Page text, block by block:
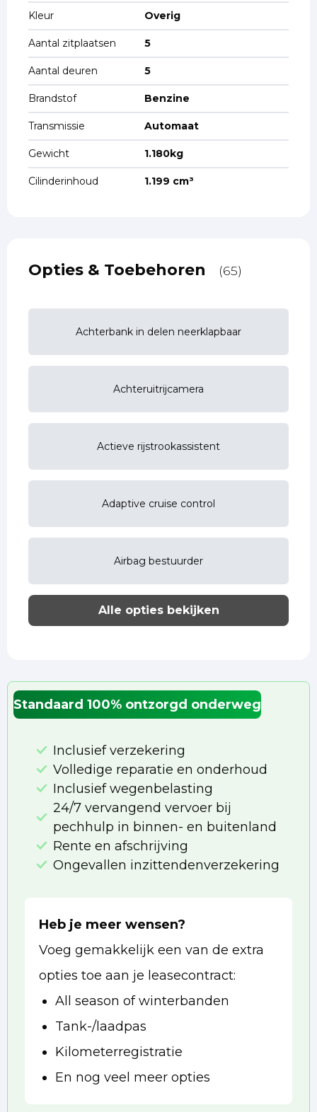
Kleur Overig
Aantal zitplaatsen 5
Aantal deuren 5
Brandstof Benzine
Transmissie Automaat
Gewicht 1.180kg
Cilinderinhoud 1.199 cm³
Opties & Toebehoren (65)
Achterbank in delen neerklapbaar
Achteruitrijcamera
Actieve rijstrookassistent
Adaptive cruise control
Airbag bestuurder
Alle opties bekijken
Standaard 100% ontzorgd onderweg
Inclusief verzekering
Volledige reparatie en onderhoud
Inclusief wegenbelasting
24/7 vervangend vervoer bij
pechhulp in binnen- en buitenland
Rente en afschrijving
Ongevallen inzittendenverzekering
Heb je meer wensen?
Voeg gemakkelijk een van de extra
opties toe aan je leasecontract:
All season of winterbanden
Tank-/laadpas
Kilometerregistratie
En nog veel meer opties